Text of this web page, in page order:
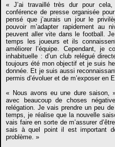
« J’ai travaillé très dur pour
conférence de presse organisée
pensé que j’aurais un jour le
pouvoir m’adapter rapidement au
peuvent aller vite dans le football.
temps les joueurs et ils
améliorer l’équipe. Cependant, je
inhabituelle : d’un club relégué
toujours été mon objectif et je suis
donnée. Et je suis aussi
permis d’évoluer et de m’exposer en
« Nous avons eu une dure saison,
avec beaucoup de choses
relégation. Je vais prendre un peu
temps, je réalise que la nouvelle
vais faire en sorte de m’assurer
sais à quel point il est important
problème. »